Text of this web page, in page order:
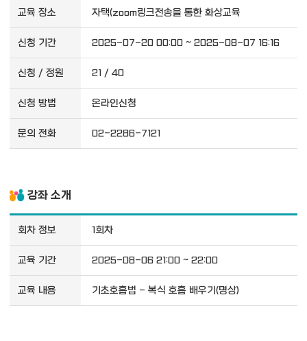
교육 장소 자택(zoom링크전송을 통한 화상교육
신청 기간 2025-07-20 00:00 ~ 2025-08-07 16:16
신청 / 정원 21 / 40
신청 방법 온라인신청
문의 전화 02-2286-7121
강좌 소개
회차 정보 1회차
교육 기간 2025-08-06 21:00 ~ 22:00
교육 내용 기초호흡법 - 복식 호흡 배우기(명상)